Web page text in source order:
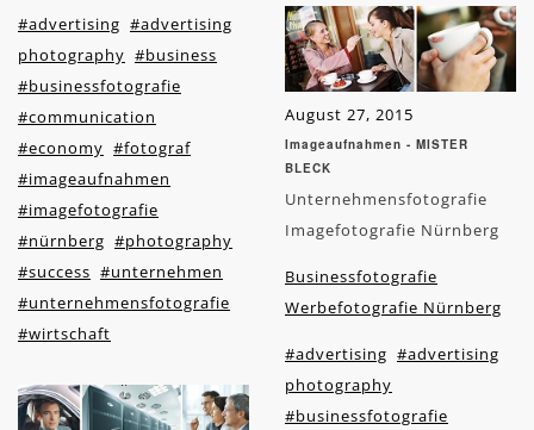
#advertising #advertising
photography #business
#businessfotografie
#communication
#economy #fotograf
#imageaufnahmen
#imagefotografie
#nürnberg #photography
#success #unternehmen
#unternehmensfotografie
#wirtschaft
August 27, 2015
Imageaufnahmen - MISTER
BLECK
Unternehmensfotografie
Imagefotografie Nürnberg
Businessfotografie
Werbefotografie Nürnberg
#advertising #advertising
photography
#businessfotografie